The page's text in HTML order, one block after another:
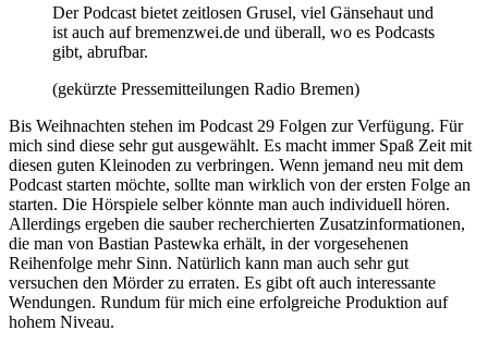
Der Podcast bietet zeitlosen Grusel, viel Gänsehaut und
ist auch auf bremenzwei.de und überall, wo es Podcasts
gibt, abrufbar.
(gekürzte Pressemitteilungen Radio Bremen)
Bis Weihnachten stehen im Podcast 29 Folgen zur Verfügung. Für
mich sind diese sehr gut ausgewählt. Es macht immer Spaß Zeit mit
diesen guten Kleinoden zu verbringen. Wenn jemand neu mit dem
Podcast starten möchte, sollte man wirklich von der ersten Folge an
starten. Die Hörspiele selber könnte man auch individuell hören.
Allerdings ergeben die sauber recherchierten Zusatzinformationen,
die man von Bastian Pastewka erhält, in der vorgesehenen
Reihenfolge mehr Sinn. Natürlich kann man auch sehr gut
versuchen den Mörder zu erraten. Es gibt oft auch interessante
Wendungen. Rundum für mich eine erfolgreiche Produktion auf
hohem Niveau.